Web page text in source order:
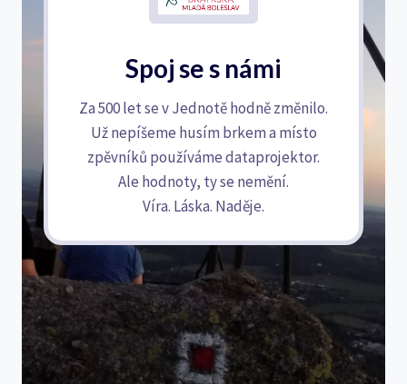
Spoj se s námi
Za 500 let se v Jednotě hodně změnilo.
Už nepíšeme husím brkem a místo
zpěvníků používáme dataprojektor.
Ale hodnoty, ty se nemění.
Víra. Láska. Naděje.